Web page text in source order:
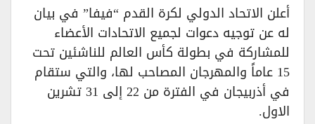
أعلن الاتحاد الدولي لكرة القدم “فيفا” في بيان
له عن توجيه دعوات لجميع الاتحادات الأعضاء
للمشاركة في بطولة كأس العالم للناشئين تحت
15 عاماً والمهرجان المصاحب لها، والتي ستقام
في أذربيجان في الفترة من 22 إلى 31 تشرين
الاول.